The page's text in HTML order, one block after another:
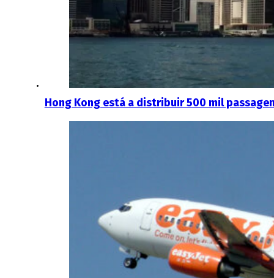
Hong Kong está a distribuir 500 mil